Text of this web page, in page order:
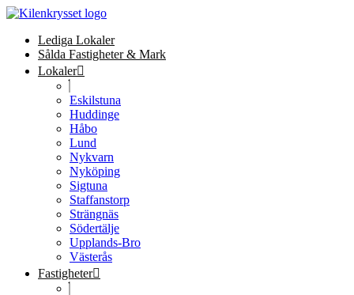
Lediga Lokaler
Sålda Fastigheter & Mark
Lokaler
Eskilstuna
Huddinge
Håbo
Lund
Nykvarn
Nyköping
Sigtuna
Staffanstorp
Strängnäs
Södertälje
Upplands-Bro
Västerås
Fastigheter